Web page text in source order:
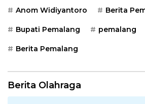
Anom Widiyantoro Berita
Bupati Pemalang pemalang
Berita Pemalang
Berita Olahraga